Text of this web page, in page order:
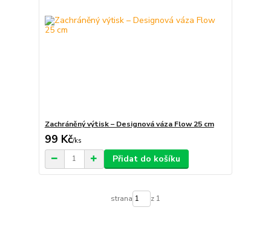
Zachráněný výtisk – Designová váza Flow 25 cm
99 Kč/ks
Přidat do košíku
strana z 1